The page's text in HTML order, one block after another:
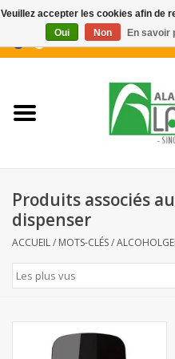
Nouveautés
Biscuits pour le café
Biscuits apéritifs / Snacks salés
Produits associés
dispenser
ACCUEIL/ MOTS-CLÉS/
Veuillez accepter les cookies afin de
Oui
Non En savoir